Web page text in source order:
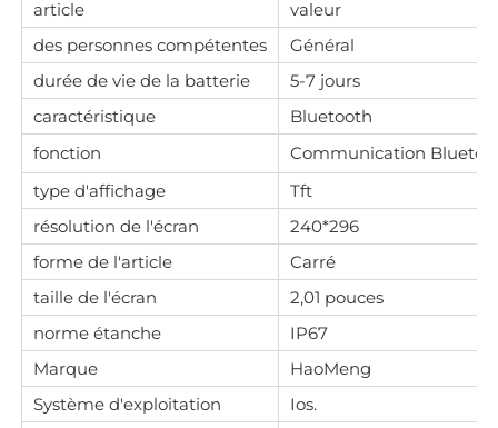
article
valeur
des personnes compétentes
Général
durée de vie de la batterie
5-7 jours
caractéristique
Bluetooth
fonction
Communication
type d'affichage
Tft
résolution de l'écran
240*296
forme de l'article
Carré
taille de l'écran
2,01 pouces
norme étanche
IP67
Marque
HaoMeng
Système d'exploitation
Ios.